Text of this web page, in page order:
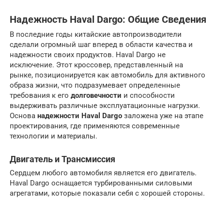
Надежность Haval Dargo: Общие Сведения
В последние годы китайские автопроизводители
сделали огромный шаг вперед в области качества и
надежности своих продуктов. Haval Dargo не
исключение. Этот кроссовер, представленный на
рынке, позиционируется как автомобиль для активного
образа жизни, что подразумевает определенные
требования к его долговечности и способности
выдерживать различные эксплуатационные нагрузки.
Основа надежности Haval Dargo заложена уже на этапе
проектирования, где применяются современные
технологии и материалы.
Двигатель и Трансмиссия
Сердцем любого автомобиля является его двигатель.
Haval Dargo оснащается турбированными силовыми
агрегатами, которые показали себя с хорошей стороны.